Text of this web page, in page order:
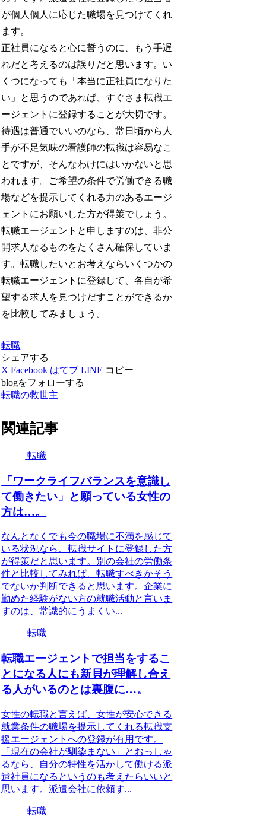
が個人個人に応じた職場を見つけてくれ
ます。
正社員になると心に誓うのに、もう手遅
れだと考えるのは誤りだと思います。い
くつになっても「本当に正社員になりた
い」と思うのであれば、すぐさま転職エ
ージェントに登録することが大切です。
待遇は普通でいいのなら、常日頃から人
手が不足気味の看護師の転職は容易なこ
とですが、そんなわけにはいかないと思
われます。ご希望の条件で労働できる職
場などを提示してくれる力のあるエージ
ェントにお願いした方が得策でしょう。
転職エージェントと申しますのは、非公
開求人なるものをたくさん確保していま
す。転職したいとお考えならいくつかの
転職エージェントに登録して、各自が希
望する求人を見つけだすことができるか
を比較してみましょう。
転職
シェアする
X Facebook はてブ LINE コピー
blogをフォローする
転職の救世主
関連記事
転職
「ワークライフバランスを意識し
て働きたい」と願っている女性の
方は…。
なんとなくでも今の職場に不満を感じて
いる状況なら、転職サイトに登録した方
が得策だと思います。別の会社の労働条
件と比較してみれば、転職すべきかそう
でないか判断できると思います。企業に
勤めた経験がない方の就職活動と言いま
すのは、常識的にうまくい...
転職
転職エージェントで担当をするこ
とになる人にも新貝が理解し合え
る人がいるのとは裏腹に…。
女性の転職と言えば、女性が安心できる
就業条件の職場を提示してくれる転職支
援エージェントへの登録が有用です。
「現在の会社が馴染まない」とおっしゃ
るなら、自分の特性を活かして働ける派
遣社員になるというのも考えたらいいと
思います。派遣会社に依頼す...
転職